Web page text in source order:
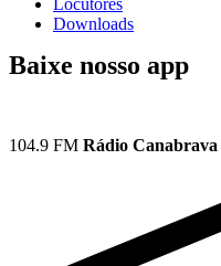
Locutores
Downloads
Baixe nosso app
104.9 FM Rádio Canabrava